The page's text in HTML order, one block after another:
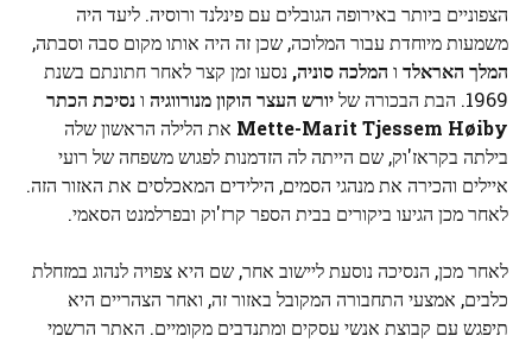
הצפוניים ביותר באירופה הגובלים עם פינלנד ורוסיה. ליעד היה
משמעות מיוחדת עבור המלוכה, שכן זה היה אותו מקום סבה וסבתה,
המלך האראלד ו המלכה סוניה, נסעו זמן קצר לאחר חתונתם בשנת
1969. הבת הבכורה של
יורש העצר הוקון מנורווגיה ונסיכת הכתר
Mette-Marit Tjessem Høiby את הלילה הראשון שלה
בילתה בקראז'וק, שם הייתה לה הזדמנות לפגוש משפחה של רועי
איילים והכירה את מנהגי הסמים, הילידים המאכלסים את האזור הזה.
לאחר מכן הגיעו ביקורים בבית הספר קרז'וק ובפרלמנט הסאמי.
לאחר מכן, הנסיכה נוסעת ליישוב אחר, שם היא צפויה לנהוג במזחלת
כלבים, אמצעי התחבורה המקובל באזור זה, ואחר הצהריים היא
תיפגש עם קבוצת אנשי עסקים ומתנדבים מקומיים. האתר הרשמי